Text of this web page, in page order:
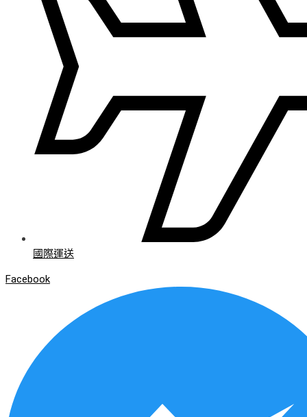
國際運送
Facebook